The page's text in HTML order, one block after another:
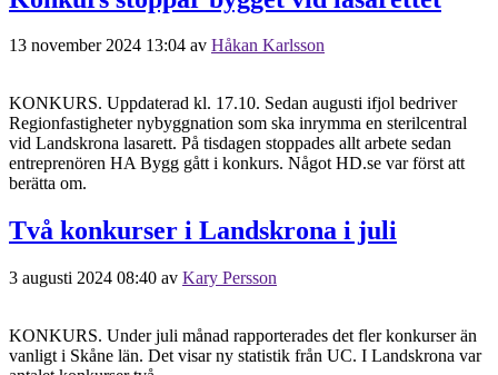
13 november 2024 13:04 av Håkan Karlsson
KONKURS. Uppdaterad kl. 17.10. Sedan augusti ifjol bedriver
Regionfastigheter nybyggnation som ska inrymma en sterilcentral
vid Landskrona lasarett. På tisdagen stoppades allt arbete sedan
entreprenören HA Bygg gått i konkurs. Något HD.se var först att
berätta om.
Två konkurser i Landskrona i juli
3 augusti 2024 08:40 av Kary Persson
KONKURS. Under juli månad rapporterades det fler konkurser än
vanligt i Skåne län. Det visar ny statistik från UC. I Landskrona var